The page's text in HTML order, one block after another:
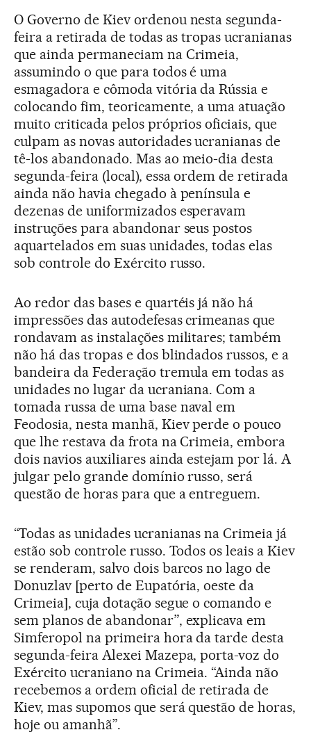
O Governo de Kiev ordenou nesta segunda-
feira a retirada de todas as tropas ucranianas
que ainda permaneciam na Crimeia,
assumindo o que para todos é uma
esmagadora e cômoda vitória da Rússia e
colocando fim, teoricamente, a uma atuação
muito criticada pelos próprios oficiais, que
culpam as novas autoridades ucranianas de
tê-los abandonado. Mas ao meio-dia desta
segunda-feira (local), essa ordem de retirada
ainda não havia chegado à península e
dezenas de uniformizados esperavam
instruções para abandonar seus postos
aquartelados em suas unidades, todas elas
sob controle do Exército russo.
Ao redor das bases e quartéis já não há
impressões das autodefesas crimeanas que
rondavam as instalações militares; também
não há das tropas e dos blindados russos, e a
bandeira da Federação tremula em todas as
unidades no lugar da ucraniana. Com a
tomada russa de uma base naval em
Feodosia, nesta manhã, Kiev perde o pouco
que lhe restava da frota na Crimeia, embora
dois navios auxiliares ainda estejam por lá. A
julgar pelo grande domínio russo, será
questão de horas para que a entreguem.
“Todas as unidades ucranianas na Crimeia já
estão sob controle russo. Todos os leais a Kiev
se renderam, salvo dois barcos no lago de
Donuzlav [perto de Eupatória, oeste da
Crimeia], cuja dotação segue o comando e
sem planos de abandonar”, explicava em
Simferopol na primeira hora da tarde desta
segunda-feira Alexei Mazepa, porta-voz do
Exército ucraniano na Crimeia. “Ainda não
recebemos a ordem oficial de retirada de
Kiev, mas supomos que será questão de horas,
hoje ou amanhã”.